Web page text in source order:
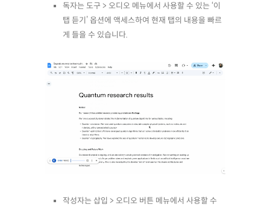
독자는 도구 > 오디오 메뉴에서 사용할 수 있는 ‘이
탭 듣기’ 옵션에 액세스하여 현재 탭의 내용을 빠르
게 들을 수 있습니다.
작성자는 삽입 > 오디오 버튼 메뉴에서 사용할 수